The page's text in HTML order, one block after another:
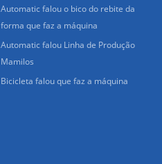
Automatic falou o bico do rebite da
forma que faz a máquina
Automatic falou Linha de Produção
Mamilos
Bicicleta falou que faz a máquina